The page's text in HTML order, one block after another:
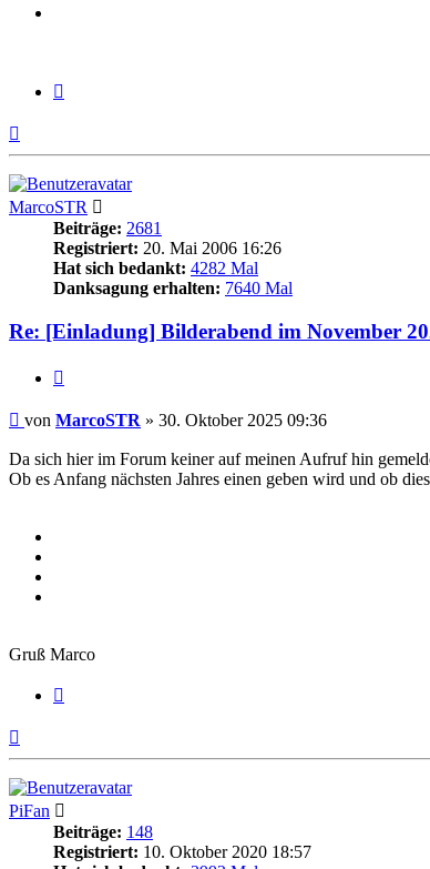
MarcoSTR
Beiträge: 2681
Registriert: 20. Mai 2006 16:26
Hat sich bedankt: 4282 Mal
Danksagung erhalten: 7640 Mal
Re: [Einladung] Bilderabend im November
Beitrag
von MarcoSTR » 30. Oktober 2025 09:36
Da sich hier im Forum keiner auf meinen Aufruf hin
Ob es Anfang nächsten Jahres einen geben wird und ob
Gruß Marco
PiFan
Beiträge: 148
Registriert: 10. Oktober 2020 18:57